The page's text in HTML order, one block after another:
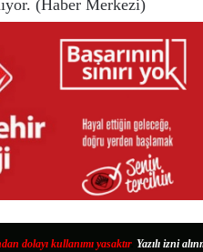
(Haber Merkezi)
dolayı kullanımı yasaktır. Yazılı izni